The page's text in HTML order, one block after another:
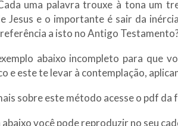
Cada uma palavra trouxe à tona um
Jesus e o importante é sair da
a isto no Antigo
abaixo incompleto para que
e este te levar à contemplação,
sobre este método acesse o pdf da
abaixo você pode reproduzir no seu